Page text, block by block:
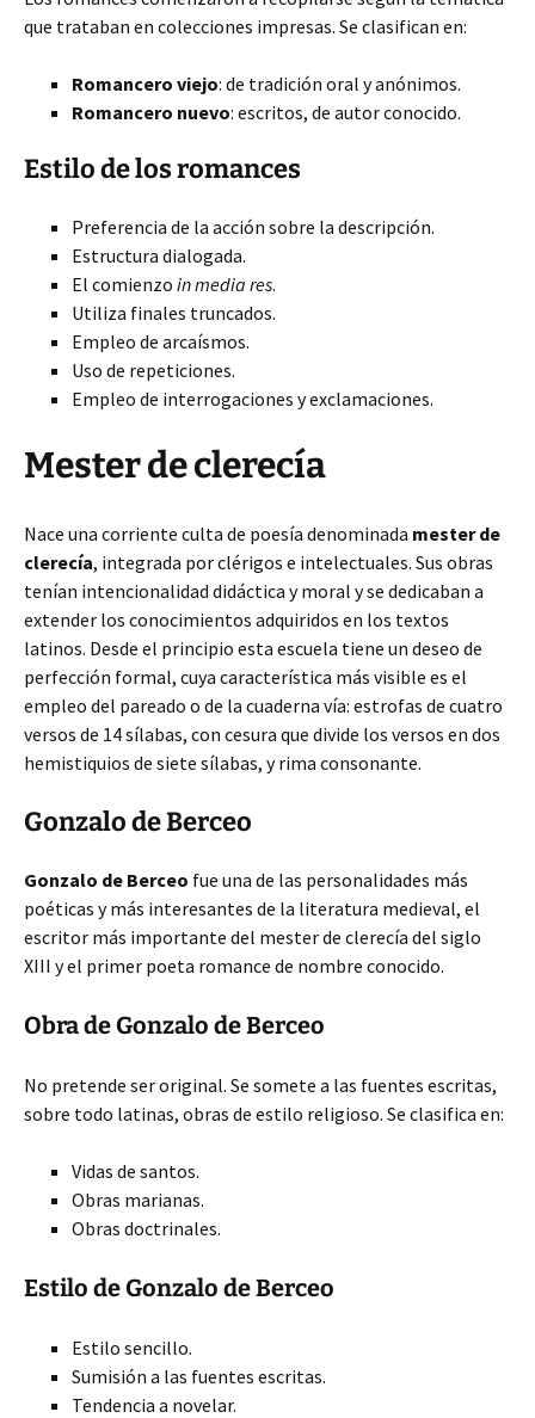
que trataban en colecciones impresas. Se clasifican en:
Romancero viejo: de tradición oral y anónimos.
Romancero nuevo: escritos, de autor conocido.
Estilo de los romances
Preferencia de la acción sobre la descripción.
Estructura dialogada.
El comienzo in media res.
Utiliza finales truncados.
Empleo de arcaísmos.
Uso de repeticiones.
Empleo de interrogaciones y exclamaciones.
Mester de clerecía
Nace una corriente culta de poesía denominada mester de
clerecía, integrada por clérigos e intelectuales. Sus obras
tenían intencionalidad didáctica y moral y se dedicaban a
extender los conocimientos adquiridos en los textos
latinos. Desde el principio esta escuela tiene un deseo de
perfección formal, cuya característica más visible es el
empleo del pareado o de la cuaderna vía: estrofas de cuatro
versos de 14 sílabas, con cesura que divide los versos en dos
hemistiquios de siete sílabas, y rima consonante.
Gonzalo de Berceo
Gonzalo de Berceo fue una de las personalidades más
poéticas y más interesantes de la literatura medieval, el
escritor más importante del mester de clerecía del siglo
XIII y el primer poeta romance de nombre conocido.
Obra de Gonzalo de Berceo
No pretende ser original. Se somete a las fuentes escritas,
sobre todo latinas, obras de estilo religioso. Se clasifica en:
Vidas de santos.
Obras marianas.
Obras doctrinales.
Estilo de Gonzalo de Berceo
Estilo sencillo.
Sumisión a las fuentes escritas.
Tendencia a novelar.